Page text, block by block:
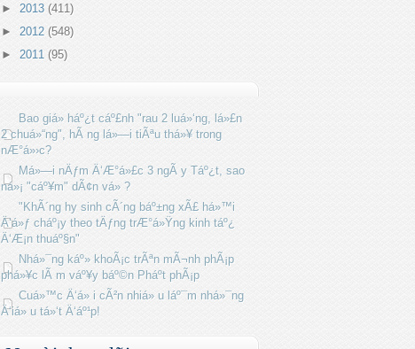
► 2013 (411)
► 2012 (548)
► 2011 (95)
Bao giá» háº¿t cáº£nh "rau 2 luá»‘ng, lá»£n
2 chuá»“ng", hÃ ng lá»—i tiÃªu thá»¥ trong
nÆ°á»›c?
Má»—i nÄƒm Ä‘Æ°á»£c 3 ngÃ y Táº¿t, sao
ná»¡ "cáº¥m" dÃ¢n vá» ?
"KhÃ´ng hy sinh cÃ´ng báº±ng xÃ£ há»™i
Ä‘á»ƒ cháº¡y theo tÄƒng trÆ°á»Ÿng kinh táº¿
Ä‘Æ¡n thuáº§n"
Nhá»¯ng káº» khoÃ¡c trÃªn mÃ¬nh phÃ¡p
phá»¥c lÃ m váº¥y báº©n Pháº­t phÃ¡p
Cuá»™c Ä‘á» i cÃ²n nhiá» u láº¯m nhá»¯ng
Ä‘iá» u tá»‘t Ä‘áº¹p!